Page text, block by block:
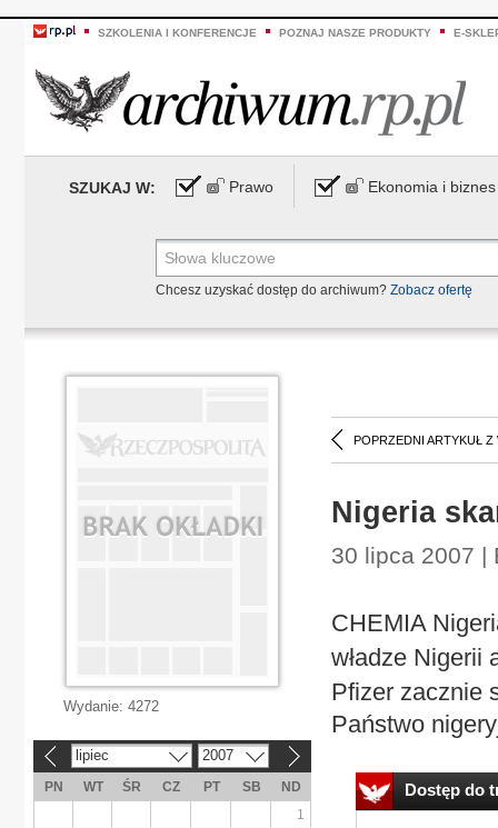
SZKOLENIA I KONFERENCJE POZNAJ NASZE PRODUKTY E-
SZUKAJ W: Prawo Ekonomia i biznes
Chcesz uzyskać dostęp do archiwum? Zobacz ofertę
POPRZEDNI ARTYKUŁ Z
Nigeria
30 lipca 2007 |
CHEMIA
władze Nigerii
Pfizer zacznie
Państwo
Dostęp do
Wydanie: 4272
lipiec 2007
PN WT ŚR CZ PT SB
ND
1